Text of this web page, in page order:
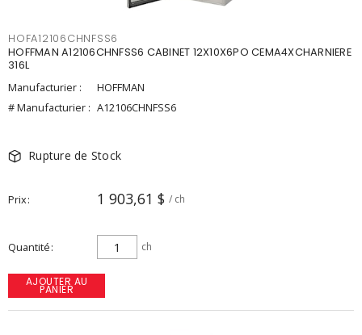
HOFA12106CHNFSS6
HOFFMAN A12106CHNFSS6 CABINET 12X10X6PO CEMA4XCHARNIERE
316L
Manufacturier :
HOFFMAN
# Manufacturier : A12106CHNFSS6
Rupture de Stock
Prix 1 903,61 $ / ch
Quantité ch
AJOUTER AU
PANIER